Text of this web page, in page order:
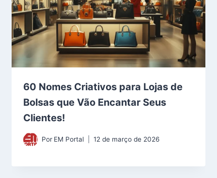
60 Nomes Criativos para Lojas de
Bolsas que Vão Encantar Seus
Clientes!
Por EM Portal 12 de março de 2026